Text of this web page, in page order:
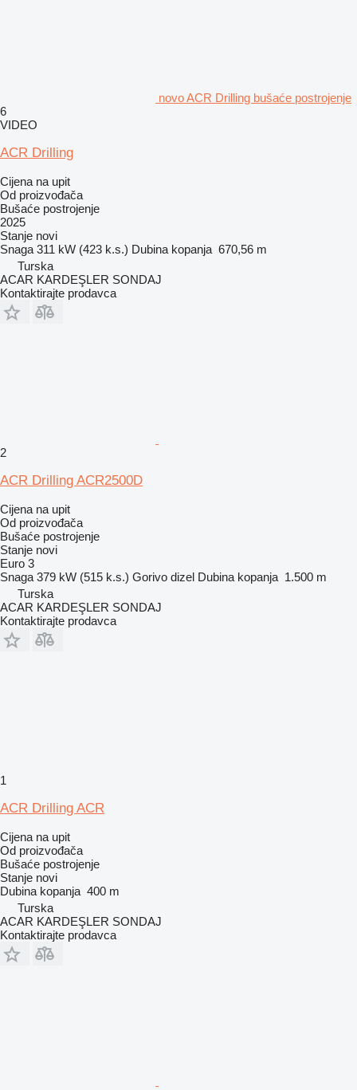
novo ACR Drilling bušaće postrojenje
6
VIDEO
ACR Drilling
Cijena na upit
Od proizvođača
Bušaće postrojenje
2025
Stanje novi
Snaga 311 kW (423 k.s.) Dubina kopanja 670,56 m
Turska
ACAR KARDEŞLER SONDAJ
Kontaktirajte prodavca
2
ACR Drilling ACR2500D
Cijena na upit
Od proizvođača
Bušaće postrojenje
Stanje novi
Euro 3
Snaga 379 kW (515 k.s.) Gorivo dizel Dubina kopanja 1.500 m
Turska
ACAR KARDEŞLER SONDAJ
Kontaktirajte prodavca
1
ACR Drilling ACR
Cijena na upit
Od proizvođača
Bušaće postrojenje
Stanje novi
Dubina kopanja 400 m
Turska
ACAR KARDEŞLER SONDAJ
Kontaktirajte prodavca